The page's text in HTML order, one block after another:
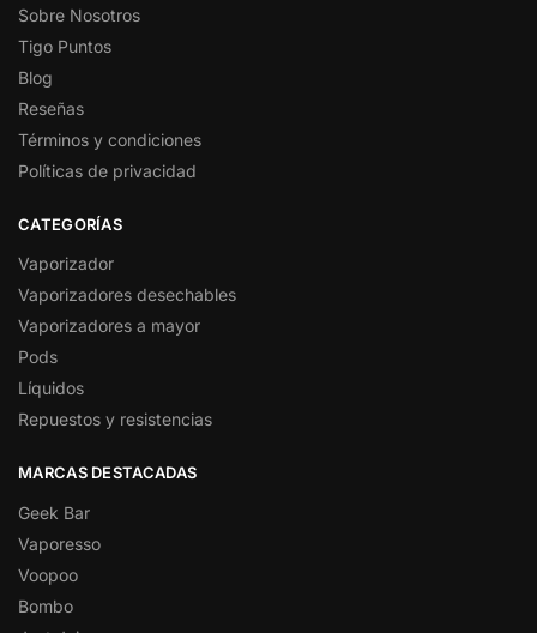
Sobre Nosotros
Tigo Puntos
Blog
Reseñas
Términos y condiciones
Políticas de privacidad
CATEGORÍAS
Vaporizador
Vaporizadores desechables
Vaporizadores a mayor
Pods
Líquidos
Repuestos y resistencias
MARCAS DESTACADAS
Geek Bar
Vaporesso
Voopoo
Bombo